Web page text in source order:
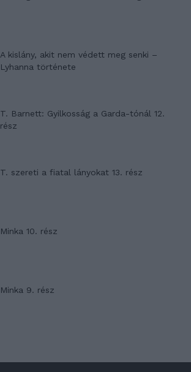
A kislány, akit nem védett meg senki –
Lyhanna története
T. Barnett: Gyilkosság a Garda-tónál 12.
rész
T. szereti a fiatal lányokat 13. rész
Minka 10. rész
Minka 9. rész